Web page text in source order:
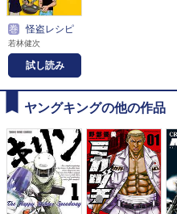
巻 怪盗レシピ
若林健次
試し読み
ヤングキングの他の作品